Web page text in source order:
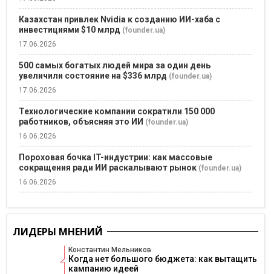
Казахстан привлек Nvidia к созданию ИИ-хаба с
инвестициями $10 млрд (founder.ua)
17.06.2026
500 самых богатых людей мира за один день
увеличили состояние на $336 млрд (founder.ua)
17.06.2026
Технологические компании сократили 150 000
работников, объясняя это ИИ (founder.ua)
16.06.2026
Пороховая бочка IT-индустрии: как массовые
сокращения ради ИИ раскалывают рынок (founder.ua)
16.06.2026
ЛИДЕРЫ МНЕНИЙ
Константин Мельников
Когда нет большого бюджета: как вытащить
кампанию идеей